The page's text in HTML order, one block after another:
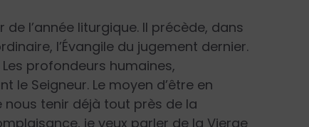
l’année liturgique. Il précède, dans
l’Évangile du jugement dernier.
profondeurs humaines,
le Seigneur. Le moyen d’être en
tenir déjà tout près de la
je veux parler de la Vierge